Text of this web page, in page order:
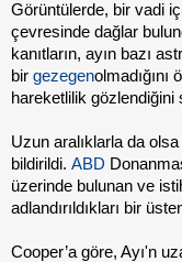
Görüntülerde, bir vadi
çevresinde dağlar
kanıtların, ayın bazı
bir gezegen
hareketlilik gözlendiğini
Uzun aralıklarla da
bildirildi. ABD
üzerinde bulunan ve
adlandırıldıkları bir
Cooper’a göre, Ayı'n